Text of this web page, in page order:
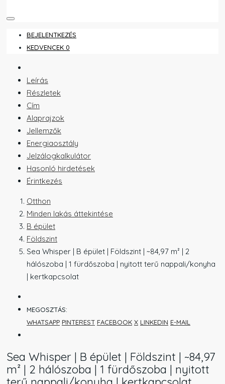
BEJELENTKEZÉS
KEDVENCEK 0
Leírás
Részletek
Cím
Alaprajzok
Jellemzők
Energiaosztály
Jelzálogkalkulátor
Hasonló hirdetések
Érintkezés
Otthon
Minden lakás áttekintése
B épület
Földszint
Sea Whisper | B épület | Földszint | ~84,97 m² | 2
hálószoba | 1 fürdőszoba | nyitott terű nappali/konyha
| kertkapcsolat
MEGOSZTÁS:
WHATSAPP PINTEREST FACEBOOK X LINKEDIN E-MAIL
Sea Whisper | B épület | Földszint | ~84,97
m² | 2 hálószoba | 1 fürdőszoba | nyitott